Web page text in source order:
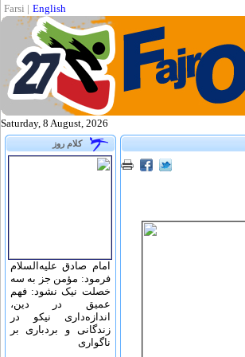
Farsi | English
Saturday, 8 August, 2026
کلام روز
امام صادق علیه‌السلام
فرمود: مؤمن جز به سه
خصلت نیک نشود: فهم
عمیق در دین،
اندازه‌دارى نیکو در
زندگانى و بردبارى بر
ناگوارى